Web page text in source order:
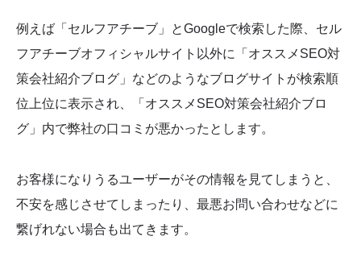
例えば「セルフアチーブ」とGoogleで検索した際、セル
フアチーブオフィシャルサイト以外に「オススメSEO対
策会社紹介ブログ」などのようなブログサイトが検索順
位上位に表示され、「オススメSEO対策会社紹介ブロ
グ」内で弊社の口コミが悪かったとします。
お客様になりうるユーザーがその情報を見てしまうと、
不安を感じさせてしまったり、最悪お問い合わせなどに
繋げれない場合も出てきます。